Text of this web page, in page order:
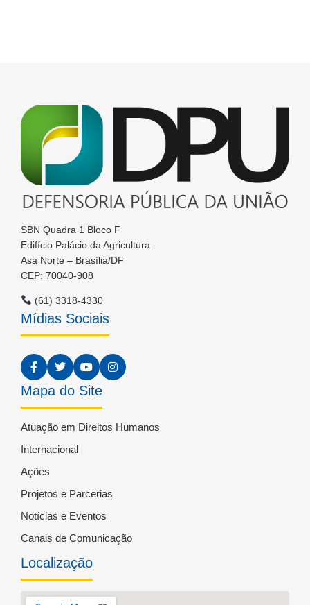
SBN Quadra 1 Bloco F
Edifício Palácio da Agricultura
Asa Norte – Brasília/DF
CEP: 70040-908
(61) 3318-4330
Mídias Sociais
Mapa do Site
Atuação em Direitos Humanos
Internacional
Ações
Projetos e Parcerias
Notícias e Eventos
Canais de Comunicação
Localização